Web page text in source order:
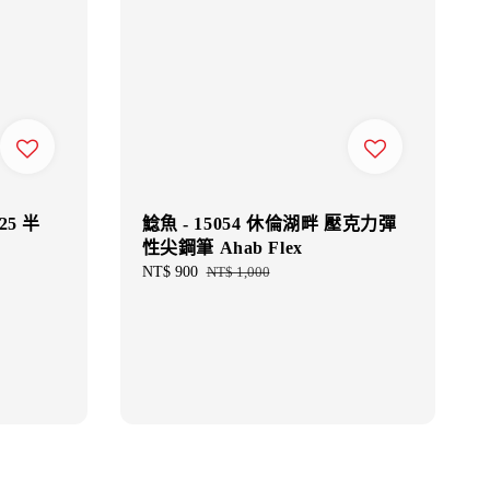
半
鯰魚 - 15054 休倫湖畔 壓克力彈
性尖鋼筆 Ahab Flex
Sale
NT$ 900 Regular
NT$ 1,000